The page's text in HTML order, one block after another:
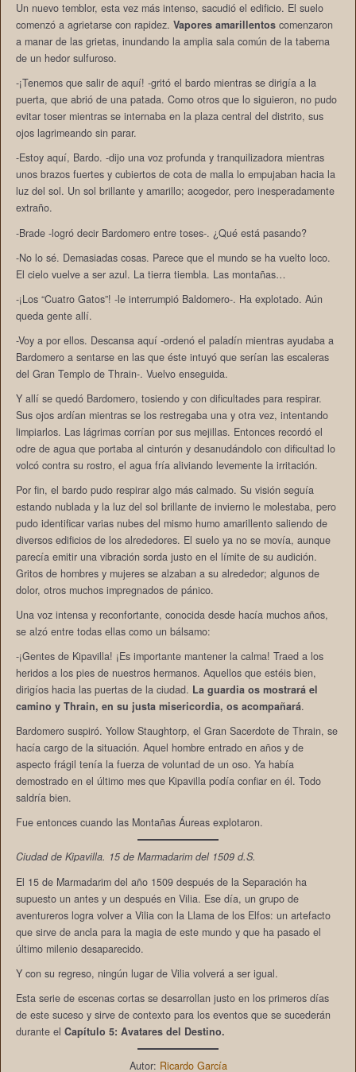
Un nuevo temblor, esta vez más intenso, sacudió el edificio. El suelo
comenzó a agrietarse con rapidez. Vapores amarillentoscomenzaron
a manar de las grietas, inundando la amplia sala común de la taberna
de un hedor sulfuroso.
-¡Tenemos que salir de aquí! -gritó el bardo mientras se dirigía a la
puerta, que abrió de una patada. Como otros que lo siguieron, no pudo
evitar toser mientras se internaba en la plaza central del distrito, sus
ojos lagrimeando sin parar.
-Estoy aquí, Bardo. -dijo una voz profunda y tranquilizadora mientras
unos brazos fuertes y cubiertos de cota de malla lo empujaban hacia la
luz del sol. Un sol brillante y amarillo; acogedor, pero inesperadamente
extraño.
-Brade -logró decir Bardomero entre toses-. ¿Qué está pasando?
-No lo sé. Demasiadas cosas. Parece que el mundo se ha vuelto loco.
El cielo vuelve a ser azul. La tierra tiembla. Las montañas…
-¡Los “Cuatro Gatos”! -le interrumpió Baldomero-. Ha explotado. Aún
queda gente allí.
-Voy a por ellos. Descansa aquí -ordenó el paladín mientras ayudaba a
Bardomero a sentarse en las que éste intuyó que serían las escaleras
del Gran Templo de Thrain-. Vuelvo enseguida.
Y allí se quedó Bardomero, tosiendo y con dificultades para respirar.
Sus ojos ardían mientras se los restregaba una y otra vez, intentando
limpiarlos. Las lágrimas corrían por sus mejillas. Entonces recordó el
odre de agua que portaba al cinturón y desanudándolo con dificultad lo
volcó contra su rostro, el agua fría aliviando levemente la irritación.
Por fin, el bardo pudo respirar algo más calmado. Su visión seguía
estando nublada y la luz del sol brillante de invierno le molestaba, pero
pudo identificar varias nubes del mismo humo amarillento saliendo de
diversos edificios de los alrededores. El suelo ya no se movía, aunque
parecía emitir una vibración sorda justo en el límite de su audición.
Gritos de hombres y mujeres se alzaban a su alrededor; algunos de
dolor, otros muchos impregnados de pánico.
Una voz intensa y reconfortante, conocida desde hacía muchos años,
se alzó entre todas ellas como un bálsamo:
-¡Gentes de Kipavilla! ¡Es importante mantener la calma! Traed a los
heridos a los pies de nuestros hermanos. Aquellos que estéis bien,
dirigíos hacia las puertas de la ciudad. La guardia os mostrará el
camino y Thrain, en su justa misericordia, os acompañará.
Bardomero suspiró. Yollow Staughtorp, el Gran Sacerdote de Thrain, se
hacía cargo de la situación. Aquel hombre entrado en años y de
aspecto frágil tenía la fuerza de voluntad de un oso. Ya había
demostrado en el último mes que Kipavilla podía confiar en él. Todo
saldría bien.
Fue entonces cuando las Montañas Áureas explotaron.
Ciudad de Kipavilla. 15 de Marmadarim del 1509 d.S.
El 15 de Marmadarim del año 1509 después de la Separación ha
supuesto un antes y un después en Vilia. Ese día, un grupo de
aventureros logra volver a Vilia con la Llama de los Elfos: un artefacto
que sirve de ancla para la magia de este mundo y que ha pasado el
último milenio desaparecido.
Y con su regreso, ningún lugar de Vilia volverá a ser igual.
Esta serie de escenas cortas se desarrollan justo en los primeros días
de este suceso y sirve de contexto para los eventos que se sucederán
durante el Capítulo 5: Avatares del Destino.
Autor: Ricardo García